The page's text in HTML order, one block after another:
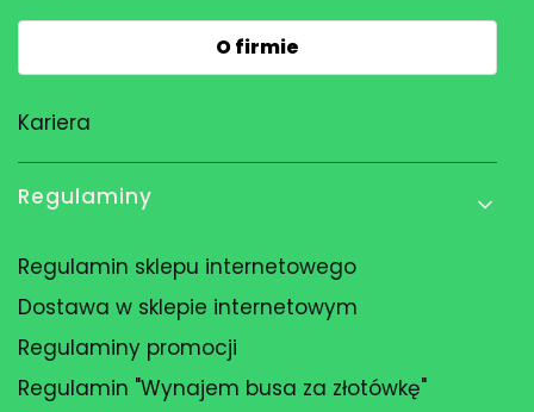
O firmie
Kariera
Regulaminy
Regulamin sklepu internetowego
Dostawa w sklepie internetowym
Regulaminy promocji
Regulamin "Wynajem busa za złotówkę"